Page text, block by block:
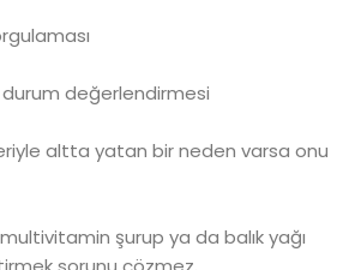
değerlendirmesi
altta yatan bir neden varsa onu
şurup ya da balık yağı